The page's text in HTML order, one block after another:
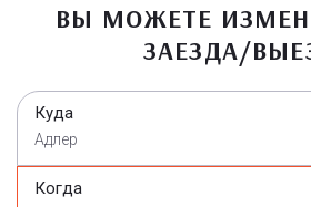
ВЫ МОЖЕТЕ
ЗАЕЗДА/
Куда
Адлер
Когда